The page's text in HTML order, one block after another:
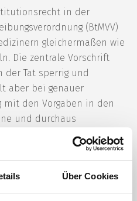
Über Cookies
in der
(BtMVV)
gleichermaßen wie
Die zentrale Vorschrift
der Tat sperrig und
aber bei genauer
mit den Vorgaben in den
und durchaus
Verschreibung und
Mit der
2017 verfolgt der
suchtmedizinisch
Abbau von